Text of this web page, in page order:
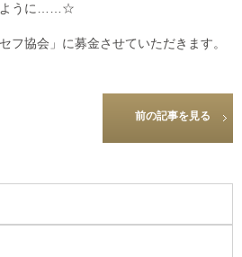
ように……☆
フ協会」に募金させていただきます。
前の記事を見る